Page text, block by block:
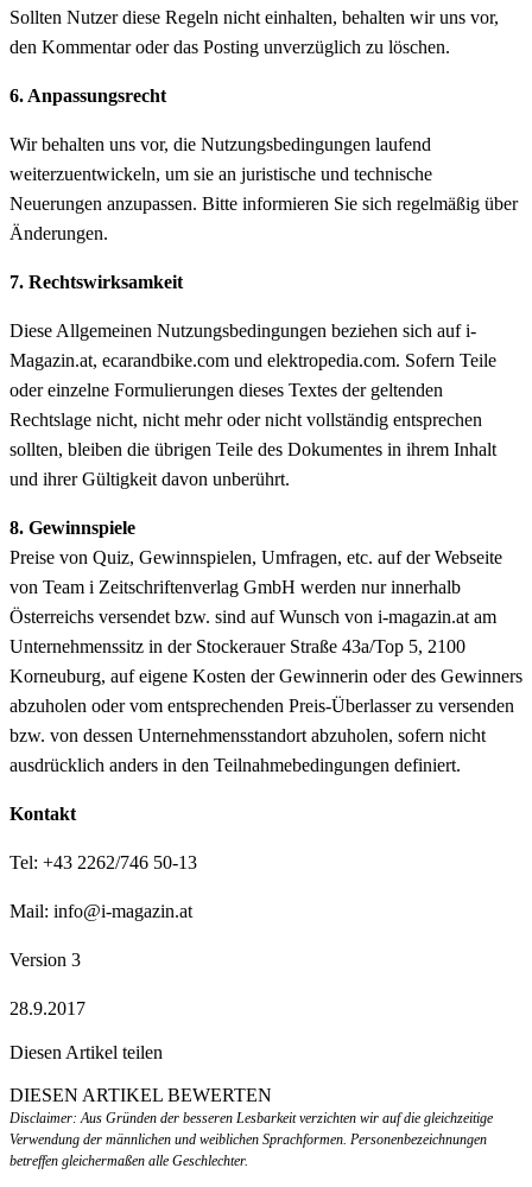
Sollten Nutzer diese Regeln nicht einhalten, behalten wir uns vor,
den Kommentar oder das Posting unverzüglich zu löschen.
6. Anpassungsrecht
Wir behalten uns vor, die Nutzungsbedingungen laufend
weiterzuentwickeln, um sie an juristische und technische
Neuerungen anzupassen. Bitte informieren Sie sich regelmäßig über
Änderungen.
7. Rechtswirksamkeit
Diese Allgemeinen Nutzungsbedingungen beziehen sich auf i-
Magazin.at, ecarandbike.com und elektropedia.com. Sofern Teile
oder einzelne Formulierungen dieses Textes der geltenden
Rechtslage nicht, nicht mehr oder nicht vollständig entsprechen
sollten, bleiben die übrigen Teile des Dokumentes in ihrem Inhalt
und ihrer Gültigkeit davon unberührt.
8. Gewinnspiele
Preise von Quiz, Gewinnspielen, Umfragen, etc. auf der Webseite
von Team i Zeitschriftenverlag GmbH werden nur innerhalb
Österreichs versendet bzw. sind auf Wunsch von i-magazin.at am
Unternehmenssitz in der Stockerauer Straße 43a/Top 5, 2100
Korneuburg, auf eigene Kosten der Gewinnerin oder des Gewinners
abzuholen oder vom entsprechenden Preis-Überlasser zu versenden
bzw. von dessen Unternehmensstandort abzuholen, sofern nicht
ausdrücklich anders in den Teilnahmebedingungen definiert.
Kontakt
Tel: +43 2262/746 50-13
Mail: info@i-magazin.at
Version 3
28.9.2017
Diesen Artikel teilen
DIESEN ARTIKEL BEWERTEN
Disclaimer: Aus Gründen der besseren Lesbarkeit verzichten wir auf die gleichzeitige
Verwendung der männlichen und weiblichen Sprachformen. Personenbezeichnungen
betreffen gleichermaßen alle Geschlechter.